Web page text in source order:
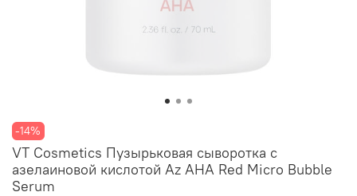
-14%
VT Cosmetics Пузырьковая сыворотка с
азелаиновой кислотой Az AHA Red Micro Bubble
Serum